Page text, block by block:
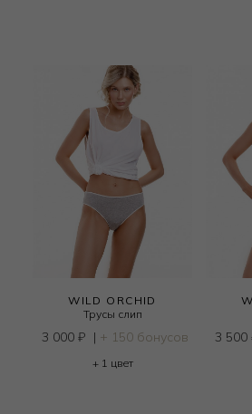
WILD ORCHID
Трусы слип
3 000 ₽ | + 150 бонусов
+ 1 цвет
3 500